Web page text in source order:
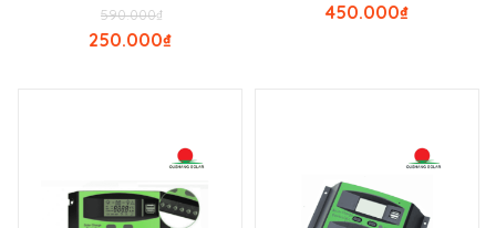
₫
590.000
₫
250.000
₫
450.000